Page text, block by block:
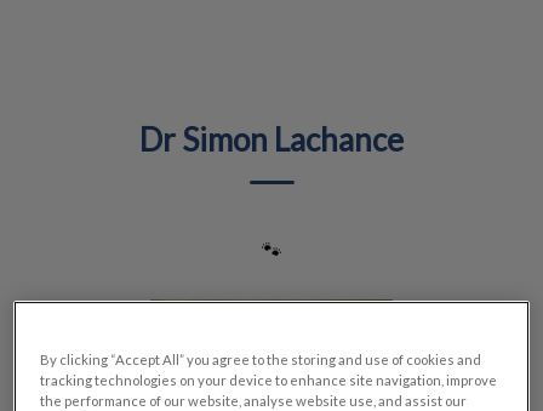
Dr Simon Lachance
🐾
By clicking “Accept All” you agree to the storing and use of cookies and
tracking technologies on your device to enhance site navigation, improve
the performance of our website, analyse website use, and assist our